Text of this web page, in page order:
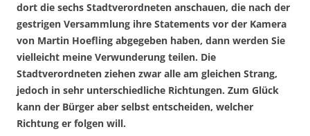
dort die sechs Stadtverordneten anschauen, die nach der
gestrigen Versammlung ihre Statements vor der Kamera
von Martin Hoefling abgegeben haben, dann werden Sie
vielleicht meine Verwunderung teilen. Die
Stadtverordneten ziehen zwar alle am gleichen Strang,
jedoch in sehr unterschiedliche Richtungen. Zum Glück
kann der Bürger aber selbst entscheiden, welcher
Richtung er folgen will.